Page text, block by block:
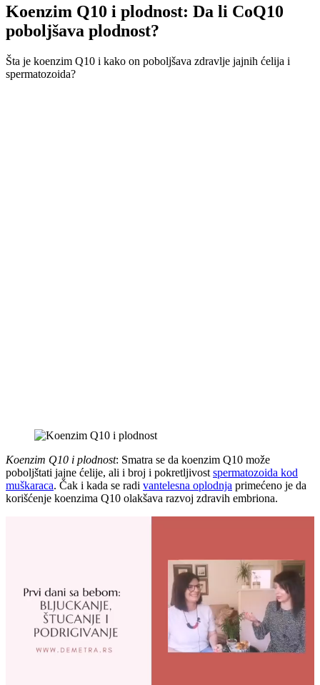
Koenzim Q10 i plodnost: Da li CoQ10
poboljšava plodnost?
Šta je koenzim Q10 i kako on poboljšava zdravlje jajnih ćelija i
spermatozoida?
Koenzim Q10 i plodnost: Smatra se da koenzim Q10 može
poboljštati jajne ćelije, ali i broj i pokretljivost spermatozoida kod
muškaraca. Čak i kada se radi vantelesna oplodnja primećeno je da
korišćenje koenzima Q10 olakšava razvoj zdravih embriona.